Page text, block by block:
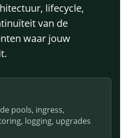
lifecycle,
van de
waar jouw
pools, ingress,
logging, upgrades